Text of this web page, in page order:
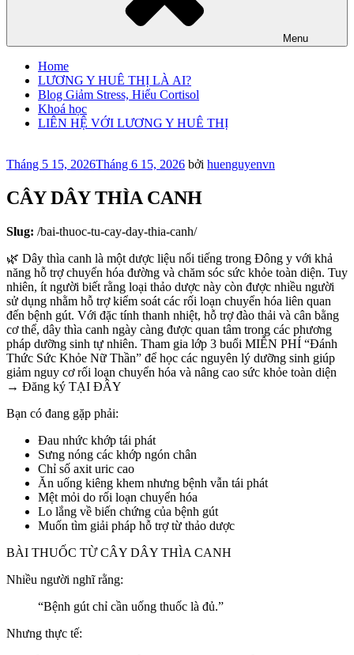
Menu
Home
LƯƠNG Y HUÊ THỊ LÀ AI?
Blog Giảm Stress, Hiểu Cortisol
Khoá học
LIÊN HỆ VỚI LƯƠNG Y HUÊ THỊ
Đăng
Tháng 5 15, 2026Tháng 6 15, 2026 bởi huenguyenvn
CÂY DÂY THÌA CANH
Slug: /bai-thuoc-tu-cay-day-thia-canh/
🌿 Dây thìa canh là một dược liệu nổi tiếng trong Đông y với khả
năng hỗ trợ chuyển hóa đường và chăm sóc sức khỏe toàn diện. Tuy
nhiên, ít người biết rằng loại thảo dược này còn được nhiều người
sử dụng nhằm hỗ trợ kiểm soát các rối loạn chuyển hóa liên quan
đến bệnh gút. Với đặc tính thanh nhiệt, hỗ trợ đào thải và cân bằng
cơ thể, dây thìa canh ngày càng được quan tâm trong các phương
pháp dưỡng sinh tự nhiên. Tham gia lớp 3 buổi MIỄN PHÍ “Đánh
Thức Sức Khỏe Nữ Thần” để học các nguyên lý dưỡng sinh giúp
giảm nguy cơ rối loạn chuyển hóa và nâng cao sức khỏe toàn diện
→ Đăng ký TẠI ĐÂY
Bạn có đang gặp phải:
Đau nhức khớp tái phát
Sưng nóng các khớp ngón chân
Chỉ số axit uric cao
Ăn uống kiêng khem nhưng bệnh vẫn tái phát
Mệt mỏi do rối loạn chuyển hóa
Lo lắng về biến chứng của bệnh gút
Muốn tìm giải pháp hỗ trợ từ thảo dược
BÀI THUỐC TỪ CÂY DÂY THÌA CANH
Nhiều người nghĩ rằng:
“Bệnh gút chỉ cần uống thuốc là đủ.”
Nhưng thực tế: